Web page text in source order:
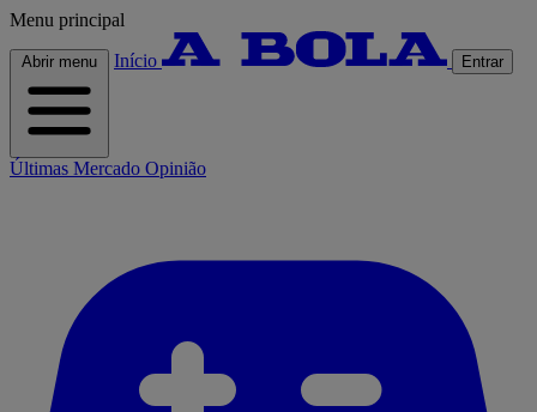
Menu principal
Abrir menu Início Entrar
Últimas Mercado Opinião